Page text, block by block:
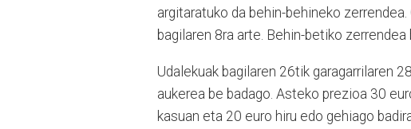
argitaratuko da behin-behineko
bagilaren 8ra arte. Behin-betiko
Udalekuak bagilaren 26tik garagarrilaren
aukerea be badago. Asteko prezioa 30
kasuan eta 20 euro hiru edo gehiago